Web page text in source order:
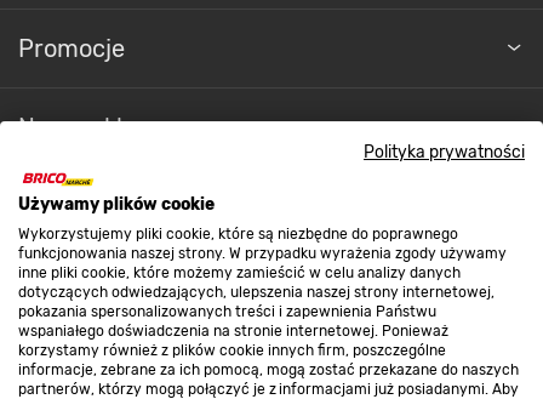
Polityka prywatności
Używamy plików cookie
Wykorzystujemy pliki cookie, które są niezbędne do poprawnego
funkcjonowania naszej strony. W przypadku wyrażenia zgody używamy
inne pliki cookie, które możemy zamieścić w celu analizy danych
dotyczących odwiedzających, ulepszenia naszej strony internetowej,
pokazania spersonalizowanych treści i zapewnienia Państwu
wspaniałego doświadczenia na stronie internetowej. Ponieważ
korzystamy również z plików cookie innych firm, poszczególne
informacje, zebrane za ich pomocą, mogą zostać przekazane do naszych
partnerów, którzy mogą połączyć je z informacjami już posiadanymi. Aby
Promocje
Nasze sklepy
O nas
Kontakt do sklepu
Strefa biznesu